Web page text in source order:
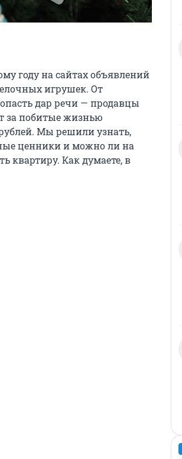
году на сайтах объявлений
игрушек. От
дар речи — продавцы
за побитые жизнью
Мы решили узнать,
ценники и можно ли на
квартиру. Как думаете, в